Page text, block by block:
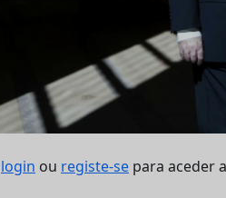
login ou registe-se para aceder